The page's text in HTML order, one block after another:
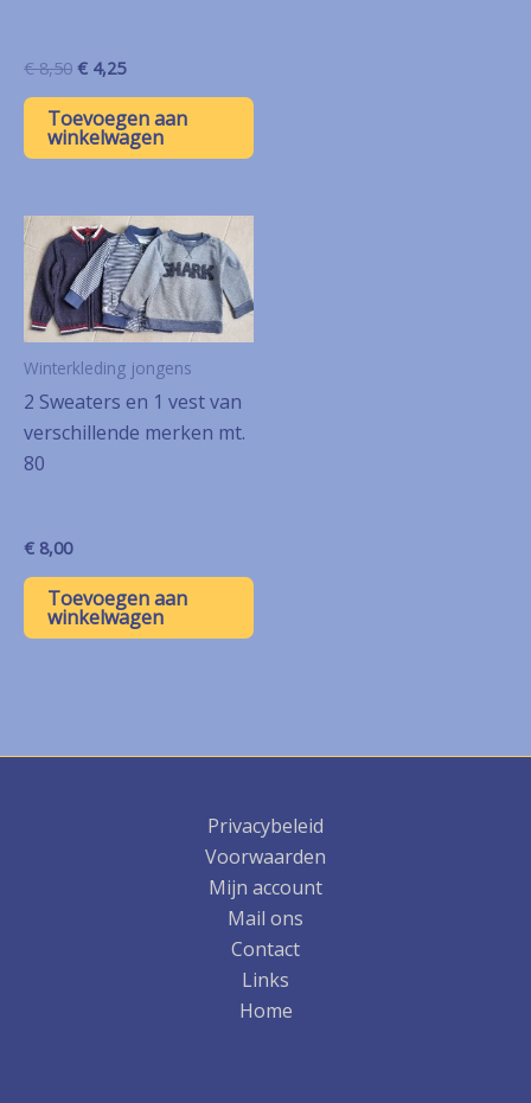
€8,50 Oorspronkelijke
was:
€ 8,50.
€ 4,25Huidige
is:
€ 4,25.
Toevoegen aan
winkelwagen
Winterkleding jongens
2 Sweaters en 1 vest van
verschillende merken mt.
80
€ 8,00
Toevoegen aan
winkelwagen
Privacybeleid
Voorwaarden
Mijn account
Mail ons
Contact
Links
Home